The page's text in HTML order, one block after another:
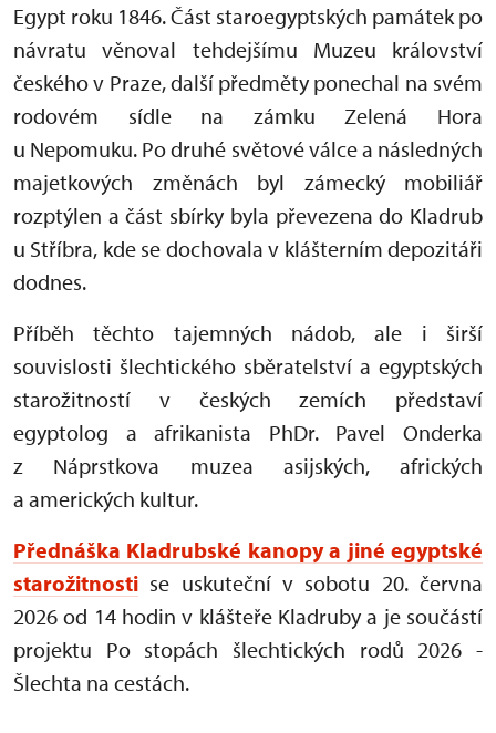
Egypt roku 1846. Část staroegyptských památek po
návratu věnoval tehdejšímu Muzeu království
českého v Praze, další předměty ponechal na svém
rodovém sídle na zámku Zelená Hora
u Nepomuku. Po druhé světové válce a následných
majetkových změnách byl zámecký mobiliář
rozptýlen a část sbírky byla převezena do Kladrub
u Stříbra, kde se dochovala v klášterním depozitáři
dodnes.
Příběh těchto tajemných nádob, ale i širší
souvislosti šlechtického sběratelství a egyptských
starožitností v českých zemích představí
egyptolog a afrikanista PhDr. Pavel Onderka
z Náprstkova muzea asijských, afrických
a amerických kultur.
Přednáška Kladrubské kanopy a jiné egyptské
starožitnosti se uskuteční v sobotu 20. června
2026 od 14 hodin v klášteře Kladruby a je součástí
projektu Po stopách šlechtických rodů 2026 -
Šlechta na cestách.